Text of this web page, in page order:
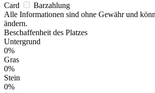
Card
Barzahlung
Alle Informationen sind ohne Gewähr und
ändern.
Beschaffenheit des Platzes
Untergrund
0%
Gras
0%
Stein
0%